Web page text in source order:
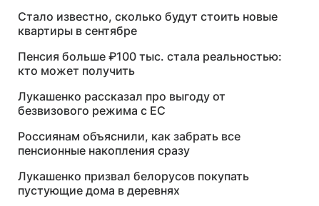
Стало известно, сколько будут стоить новые
квартиры в сентябре
Пенсия больше ₽100 тыс. стала реальностью:
кто может получить
Лукашенко рассказал про выгоду от
безвизового режима с ЕС
Россиянам объяснили, как забрать все
пенсионные накопления сразу
Лукашенко призвал белорусов покупать
пустующие дома в деревнях